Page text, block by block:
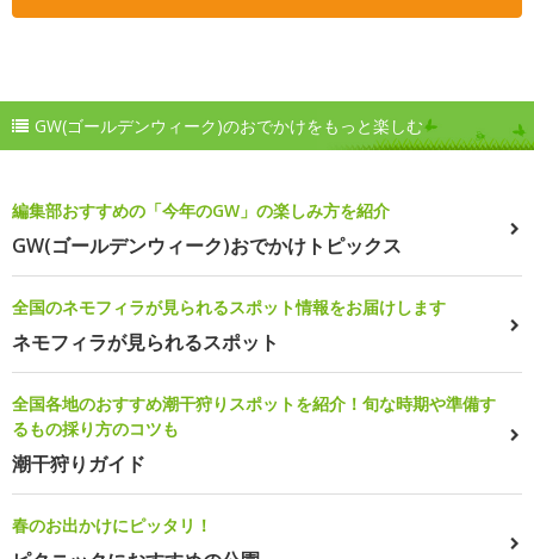
GW(ゴールデンウィーク)のおでかけをもっと楽しむ
編集部おすすめの「今年のGW」の楽しみ方を紹介
GW(ゴールデンウィーク)おでかけトピックス
全国のネモフィラが見られるスポット情報をお届けします
ネモフィラが見られるスポット
全国各地のおすすめ潮干狩りスポットを紹介！旬な時期や準備す
るもの採り方のコツも
潮干狩りガイド
春のお出かけにピッタリ！